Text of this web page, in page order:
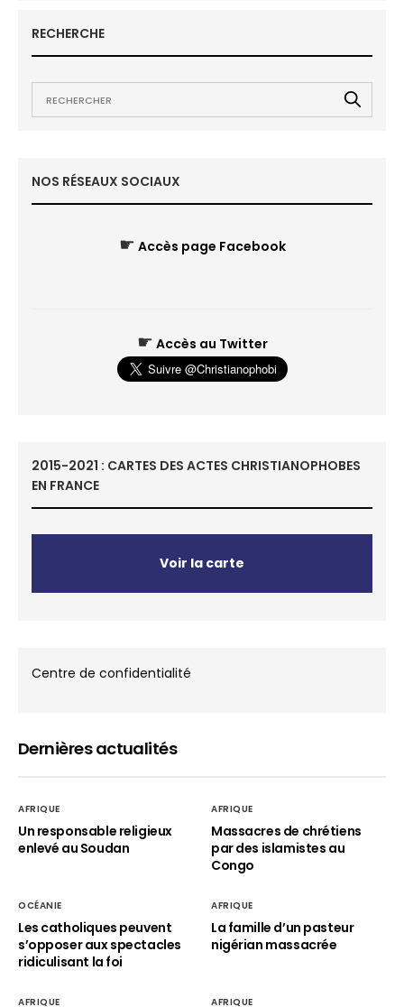
RECHERCHE
NOS RÉSEAUX SOCIAUX
☛ Accès page Facebook
☛ Accès au Twitter
2015-2021 : CARTES DES ACTES CHRISTIANOPHOBES
EN FRANCE
Voir la carte
Centre de confidentialité
Dernières actualités
AFRIQUE
Un responsable religieux
enlevé au Soudan
AFRIQUE
Massacres de chrétiens
par des islamistes au
Congo
OCÉANIE
Les catholiques peuvent
s’opposer aux spectacles
ridiculisant la foi
AFRIQUE
La famille d’un pasteur
nigérian massacrée
AFRIQUE AFRIQUE